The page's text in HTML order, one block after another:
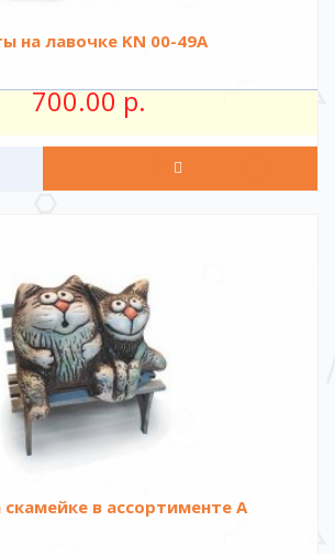
на лавочке KN 00-49A
700.00 р.
в ассортименте А